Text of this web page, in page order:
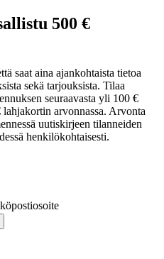
500 €
saat aina ajankohtaista tietoa
sekä tarjouksista. Tilaa
seuraavasta yli 100 €
arvonnassa. Arvonta
uutiskirjeen tilanneiden
henkilökohtaisesti.